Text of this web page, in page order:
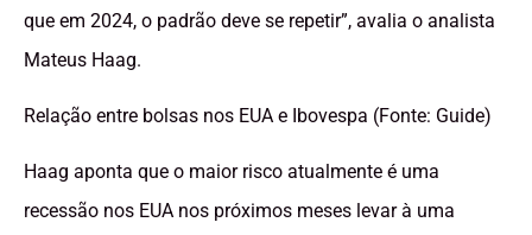
que em 2024, o padrão deve se repetir”, avalia o analista
Mateus Haag.
Relação entre bolsas nos EUA e Ibovespa (Fonte: Guide)
Haag aponta que o maior risco atualmente é uma
recessão nos EUA nos próximos meses levar à uma